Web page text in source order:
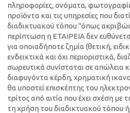
πληροφορίες, ονόματα,
προϊόντα και τις υπηρεσίες που
διαδικτυακού τόπου "όπως
περίπτωση η ΕΤΑΙΡΕΙΑ δεν
για οποιαδήποτε ζημία (θετική,
ενδεικτικά και όχι περιοριστικά,
σωρευτικά συνίσταται σε απώλεια
διαφυγόντα κέρδη, χρηματική
θα υποστεί επισκέπτης του
τρίτος από αιτία που έχει σχέση με
τη χρήση του διαδικτυακού τόπου